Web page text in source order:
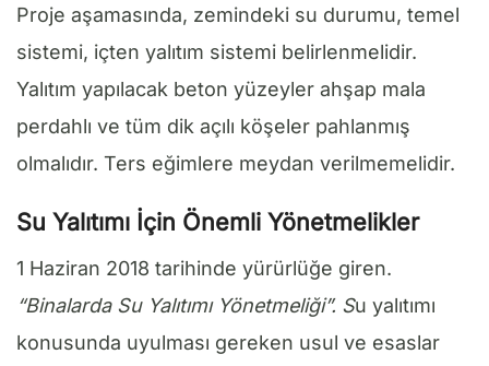
Proje aşamasında, zemindeki su durumu, temel
sistemi, içten yalıtım sistemi belirlenmelidir.
Yalıtım yapılacak beton yüzeyler ahşap mala
perdahlı ve tüm dik açılı köşeler pahlanmış
olmalıdır. Ters eğimlere meydan verilmemelidir.
Su Yalıtımı İçin Önemli Yönetmelikler
1 Haziran 2018 tarihinde yürürlüğe giren.
“Binalarda Su Yalıtımı Yönetmeliği”. Su yalıtımı
konusunda uyulması gereken usul ve esaslar